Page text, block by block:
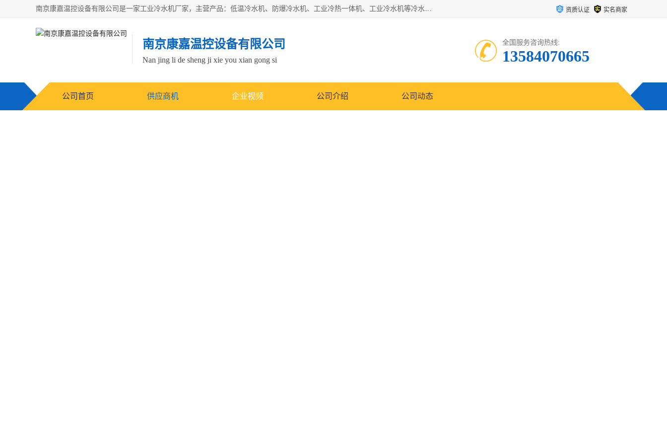
南京康嘉温控设备有限公司是一家工业冷水机厂家，主营产品：低温冷水机、防爆冷水机、工业冷热一体机、工业冷水机等冷水机，公司依托南京工业大学的技术，汇集众多业内技术，不断管理模式，使得我们的产品始终处于国内成员之一水平，在业界享有很高赞誉，是欧洲、北美、中东、东南亚等多个国家和地区。 资质认证 实名商家
南京康嘉温控设备有限公司
Nan jing li de sheng ji xie you xian gong si
全国服务咨询热线:
13584070665
公司首页 供应商机 企业视频 公司介绍 公司动态